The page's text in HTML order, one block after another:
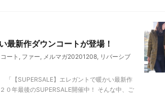
最新作ダウンコートが登場！
ート , ファー, メルマガ20201208, リバーシブ
「【SUPERSALE】エレガントで暖かい最新作
０年最後のSUPERSALE開催中！ そんな中、ご